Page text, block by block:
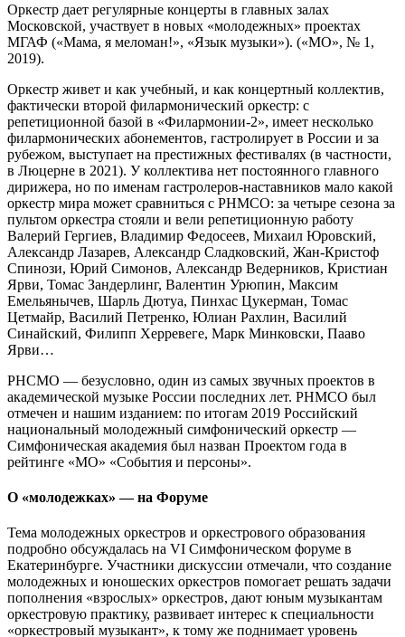
Оркестр дает регулярные концерты в главных залах
Московской, участвует в новых «молодежных» проектах
МГАФ («Мама, я меломан!», «Язык музыки»). («МО», № 1,
2019).
Оркестр живет и как учебный, и как концертный коллектив,
фактически второй филармонический оркестр: с
репетиционной базой в «Филармонии-2», имеет несколько
филармонических абонементов, гастролирует в России и за
рубежом, выступает на престижных фестивалях (в частности,
в Люцерне в 2021). У коллектива нет постоянного главного
дирижера, но по именам гастролеров-наставников мало какой
оркестр мира может сравниться с РНМСО: за четыре сезона за
пультом оркестра стояли и вели репетиционную работу
Валерий Гергиев, Владимир Федосеев, Михаил Юровский,
Александр Лазарев, Александр Сладковский, Жан-Кристоф
Спинози, Юрий Симонов, Александр Ведерников, Кристиан
Ярви, Томас Зандерлинг, Валентин Урюпин, Максим
Емельянычев, Шарль Дютуа, Пинхас Цукерман, Томас
Цетмайр, Василий Петренко, Юлиан Рахлин, Василий
Синайский, Филипп Херревеге, Марк Минковски, Пааво
Ярви…
РНСМО — безусловно, один из самых звучных проектов в
академической музыке России последних лет. РНМСО был
отмечен и нашим изданием: по итогам 2019 Российский
национальный молодежный симфонический оркестр —
Симфоническая академия был назван Проектом года в
рейтинге «МО» «События и персоны».
О «молодежках» — на Форуме
Тема молодежных оркестров и оркестрового образования
подробно обсуждалась на VI Симфоническом форуме в
Екатеринбурге. Участники дискуссии отмечали, что создание
молодежных и юношеских оркестров помогает решать задачи
пополнения «взрослых» оркестров, дают юным музыкантам
оркестровую практику, развивает интерес к специальности
«оркестровый музыкант», к тому же поднимает уровень